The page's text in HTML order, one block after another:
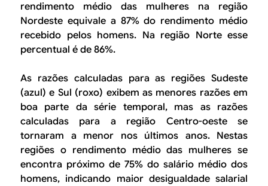
rendimento médio das mulheres na região
Nordeste equivale a 87% do rendimento médio
recebido pelos homens. Na região Norte esse
percentual é de 86%.
As razões calculadas para as regiões Sudeste
(azul) e Sul (roxo) exibem as menores razões em
boa parte da série temporal, mas as razões
calculadas para a região Centro-oeste se
tornaram a menor nos últimos anos. Nestas
regiões o rendimento médio das mulheres se
encontra próximo de 75% do salário médio dos
homens, indicando maior desigualdade salarial